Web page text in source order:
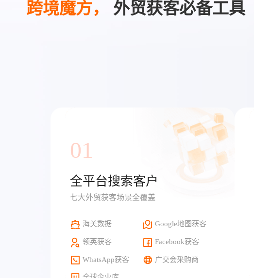
跨境魔方， 外贸获客必备工具
01
全平台搜索客户
七大外贸获客场景全覆盖
海关数据 Google地图获客
领英获客 Facebook获客
WhatsApp获客 广交会采购商